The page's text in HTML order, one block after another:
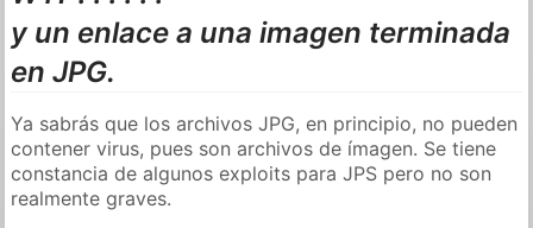
y un enlace a una imagen terminada
en JPG.
Ya sabrás que los archivos JPG, en principio, no pueden
contener virus, pues son archivos de ímagen. Se tiene
constancia de algunos exploits para JPS pero no son
realmente graves.